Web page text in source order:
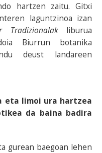
hartzen zaitu. Gitxi
laguntzinoa izan
Tradizionalakliburua
Biurrun botanika
deust landareen
eta limoi ura hartzea
da baina badira
gurean baegoan lehen